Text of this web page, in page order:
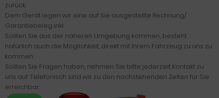
zurück.
Dem Gerät legen wir eine auf Sie ausgestellte Rechnung/
Garantiebeleg inkl.
Sollten Sie aus der näheren Umgebung kommen, besteht
natürlich auch die Möglichkeit, direkt mit Ihrem Fahrzeug zu uns zu
kommen.
Sollten Sie Fragen haben, nehmen Sie bitte jederzeit Kontakt zu
uns auf. Telefonisch sind wir zu den nachstehenden Zeiten für Sie
erreichbar: